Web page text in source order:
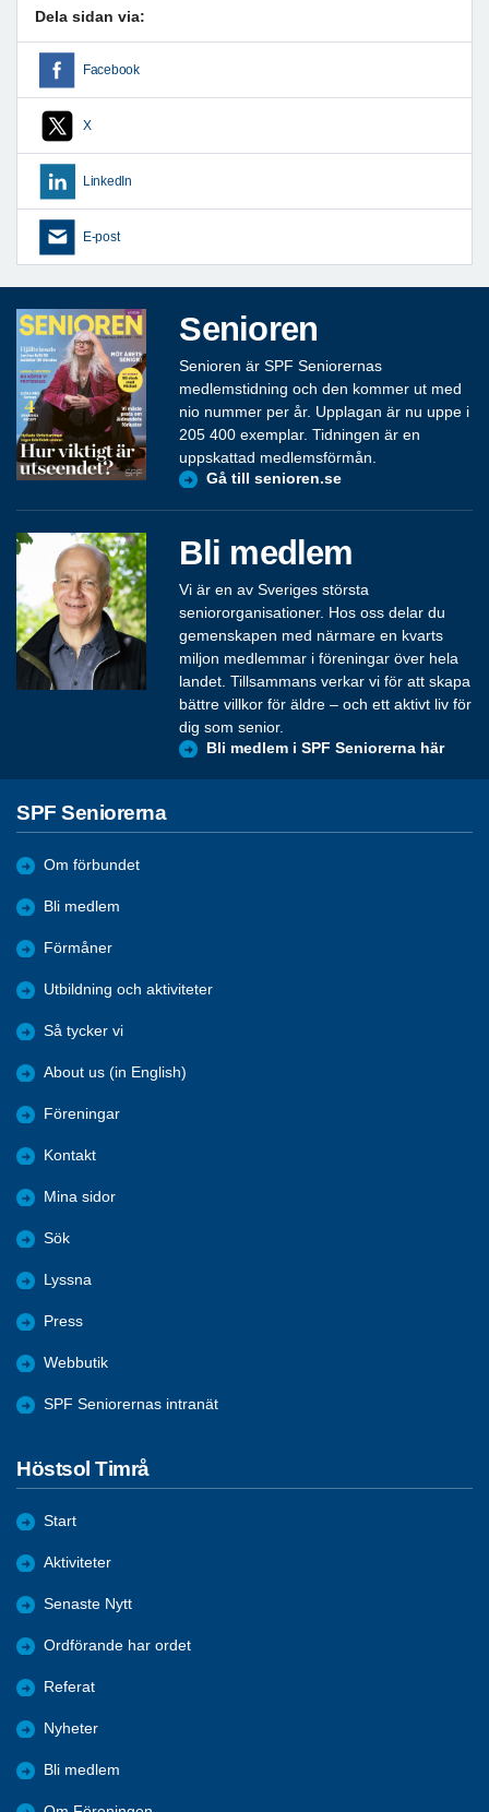
Dela sidan via:
Facebook
X
LinkedIn
E-post
Senioren
Senioren är SPF Seniorernas
medlemstidning och den kommer ut med
nio nummer per år. Upplagan är nu uppe i
205 400 exemplar. Tidningen är en
uppskattad medlemsförmån.
Gå till senioren.se
Bli medlem
Vi är en av Sveriges största
seniororganisationer. Hos oss delar du
gemenskapen med närmare en kvarts
miljon medlemmar i föreningar över hela
landet. Tillsammans verkar vi för att skapa
bättre villkor för äldre – och ett aktivt liv för
dig som senior.
Bli medlem i SPF Seniorerna här
SPF Seniorerna
Om förbundet
Bli medlem
Förmåner
Utbildning och aktiviteter
Så tycker vi
About us (in English)
Föreningar
Kontakt
Mina sidor
Sök
Lyssna
Press
Webbutik
SPF Seniorernas intranät
Höstsol Timrå
Start
Aktiviteter
Senaste Nytt
Ordförande har ordet
Referat
Nyheter
Bli medlem